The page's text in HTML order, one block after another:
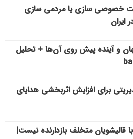
خصوصی سازی یا مردمی سازی
ایران
و آینده پیش روی آن‌ها + تحلیل
برای افزایش اثربخشی هدایای
قالیشویان متخلف بازدارنده نیست|